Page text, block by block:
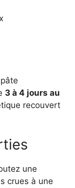
3 à 4 jours au
recouvert
une
crues à une